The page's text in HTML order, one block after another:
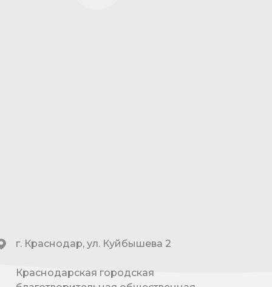
г. Краснодар, ул. Куйбышева 2
Краснодарская городская